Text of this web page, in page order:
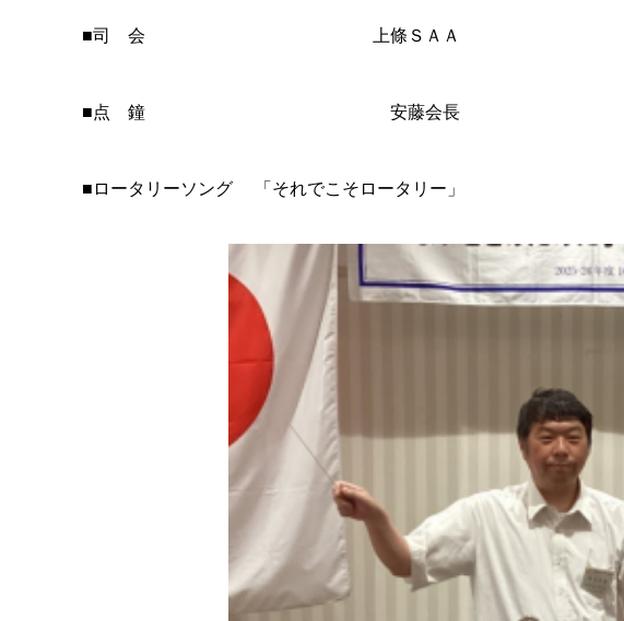
■司 会 上條ＳＡＡ
■点 鐘 安藤会長
■ロータリーソング 「それでこそロータリー」